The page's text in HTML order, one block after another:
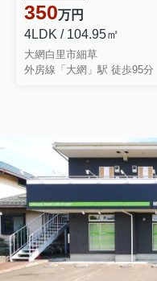
350万円
4LDK / 104.95㎡
大網白里市細草
外房線「大網」駅 徒歩95分